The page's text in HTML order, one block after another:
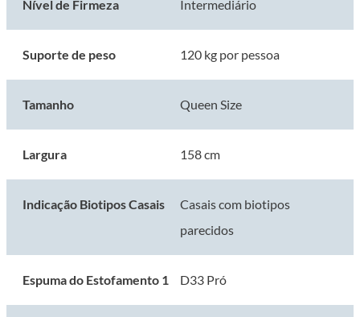
Suporte: Espuma
Produto certificado conforme Portaria Inmetro Nº 75/2021
Nível de Firmeza Intermediário
Suporte de peso 120 kg por pessoa
Tamanho Queen Size
Largura 158 cm
Indicação Biotipos Casais
Casais com biotipos
parecidos
Espuma do Estofamento 1 D33 Pró